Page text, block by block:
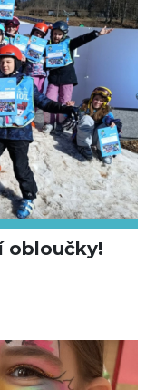
obloučky!